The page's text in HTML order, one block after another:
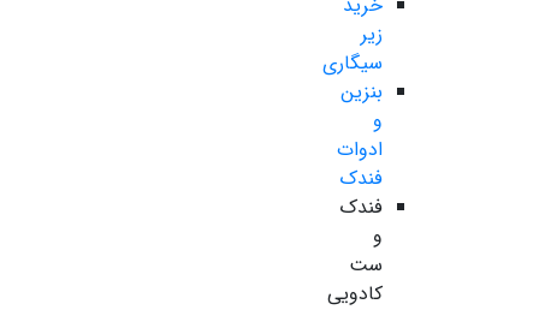
زیر
سیگاری
بنزین
و
ادوات
فندک
فندک
و
ست
کادویی